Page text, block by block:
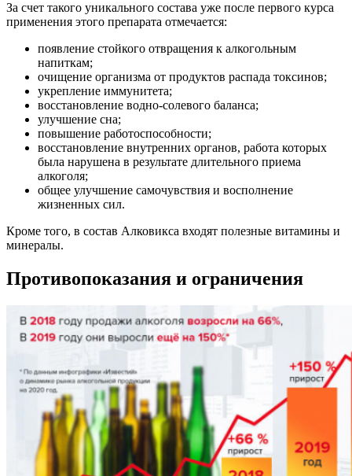
За счет такого уникального состава уже после первого курса
применения этого препарата отмечается:
появление стойкого отвращения к алкогольным
напиткам;
очищение организма от продуктов распада токсинов;
укрепление иммунитета;
восстановление водно-солевого баланса;
улучшение сна;
повышение работоспособности;
восстановление внутренних органов, работа которых
была нарушена в результате длительного приема
алкоголя;
общее улучшение самочувствия и восполнение
жизненных сил.
Кроме того, в состав Алковикса входят полезные витамины и
минералы.
Противопоказания и ограничения